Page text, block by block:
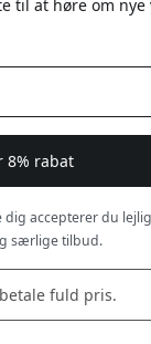
til at høre om nye
8% rabat
dig accepterer du
særlige tilbud.
fuld pris.